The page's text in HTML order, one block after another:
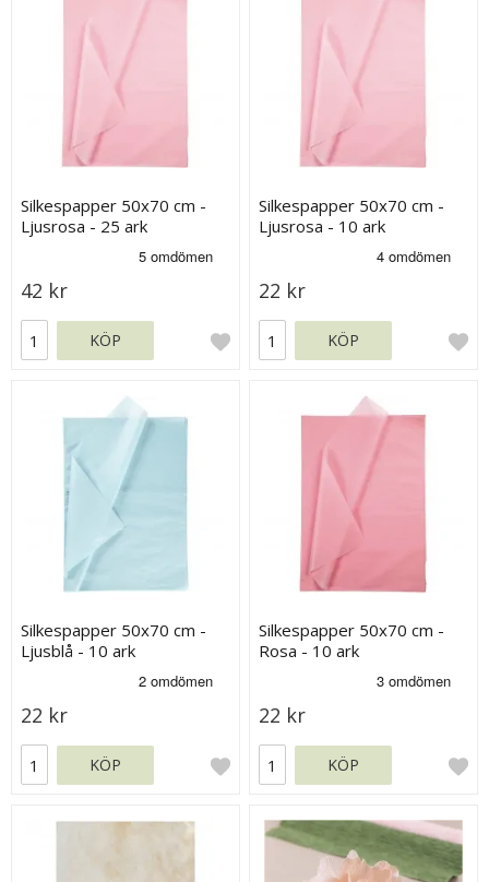
Silkespapper 50x70 cm -
Ljusrosa - 25 ark
42 kr
KÖP
Silkespapper 50x70 cm -
Ljusrosa - 10 ark
22 kr
KÖP
Silkespapper 50x70 cm -
Ljusblå - 10 ark
22 kr
KÖP
Silkespapper 50x70 cm -
Rosa - 10 ark
22 kr
KÖP